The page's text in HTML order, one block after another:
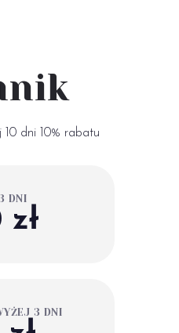
10 dni 10% rabatu
DNI
zł
3 DNI